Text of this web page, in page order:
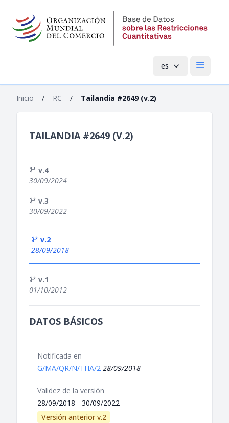
es Menú
Inicio / RC / Tailandia #2649 (v.2)
TAILANDIA #2649 (V.2)
v.4
30/09/2024
v.3
30/09/2022
v.2
28/09/2018
v.1
01/10/2012
DATOS BÁSICOS
Notificada en
G/MA/QR/N/THA/2 28/09/2018
Validez de la versión
28/09/2018 - 30/09/2022
Versión anterior v.2